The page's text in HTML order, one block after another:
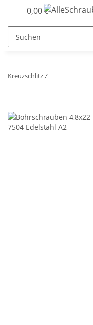
0,00 €
Kreuzschlitz Z